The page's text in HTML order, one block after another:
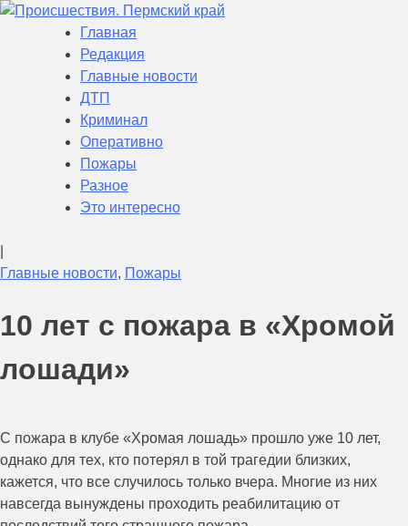
Skip
Происшествия. Пермский край
Актуальная информация о текущих событиях в Пермском
Главная
Редакция
Главные новости
ДТП
Криминал
Оперативно
Пожары
Разное
Это интересно
Главные новости, Пожары
10 лет с пожара в «Хромой
лошади»
С пожара в клубе «Хромая лошадь» прошло уже 10 лет,
однако для тех, кто потерял в той трагедии близких,
кажется, что все случилось только вчера. Многие из них
навсегда вынуждены проходить реабилитацию от